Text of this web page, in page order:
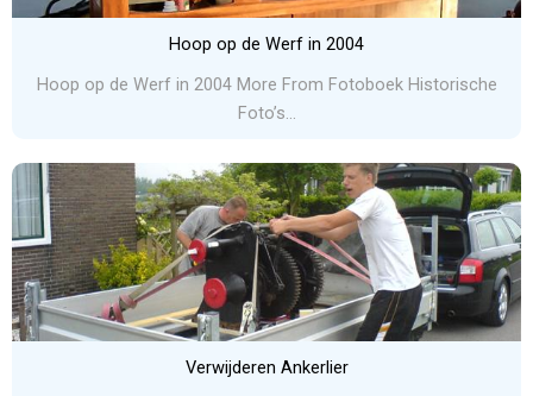
Hoop op de Werf in 2004
Hoop op de Werf in 2004 More From Fotoboek Historische
Foto’s...
Verwijderen Ankerlier